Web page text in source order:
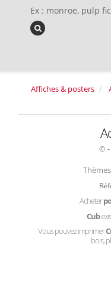
Ex : monroe, pulp
Affiches & posters
© -
Acheter
Cub
Vous pouvez imprimer
bois,